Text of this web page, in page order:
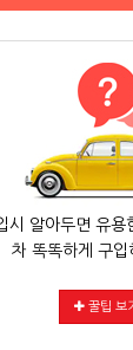
시 알아두면 유
차 똑똑하게 구입
꿀팁 보기